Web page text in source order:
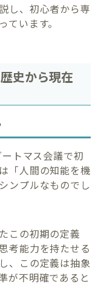
し、初心者から専
います。
史から現在
トマス会議で初
「人間の知能を機
ンプルなものでし
この初期の定義
考能力を持たせる
、この定義は抽象
が不明確であると